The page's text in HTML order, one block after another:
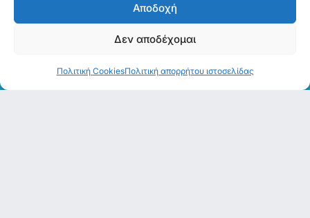
Αποδοχή
Δεν αποδέχομαι
Πολιτική CookiesΠολιτική απορρήτου ιστοσελίδας
Πολιτική απορρήτου
Επικοινωνία Καταστήματα